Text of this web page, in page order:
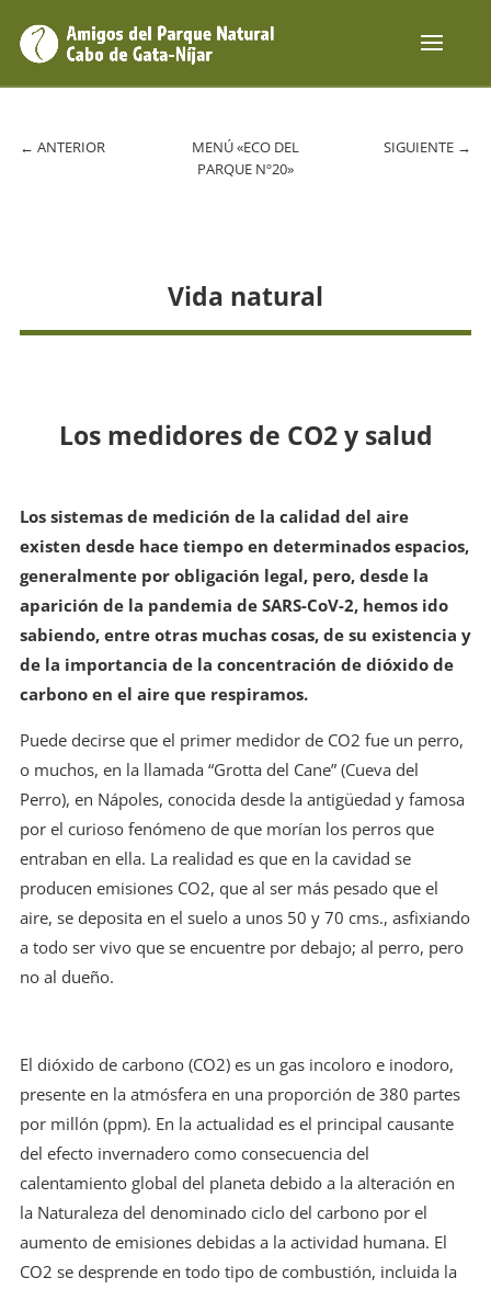
← ANTERIOR
MENÚ «ECO DEL
PARQUE Nº20»
SIGUIENTE →
Vida natural
Los medidores de CO2 y salud
Los sistemas de medición de la calidad del aire
existen desde hace tiempo en determinados espacios,
generalmente por obligación legal, pero, desde la
aparición de la pandemia de SARS-CoV-2, hemos ido
sabiendo, entre otras muchas cosas, de su existencia y
de la importancia de la concentración de dióxido de
carbono en el aire que respiramos.
Puede decirse que el primer medidor de CO2 fue un perro,
o muchos, en la llamada “Grotta del Cane” (Cueva del
Perro), en Nápoles, conocida desde la antigüedad y famosa
por el curioso fenómeno de que morían los perros que
entraban en ella. La realidad es que en la cavidad se
producen emisiones CO2, que al ser más pesado que el
aire, se deposita en el suelo a unos 50 y 70 cms., asfixiando
a todo ser vivo que se encuentre por debajo; al perro, pero
no al dueño.
El dióxido de carbono (CO2) es un gas incoloro e inodoro,
presente en la atmósfera en una proporción de 380 partes
por millón (ppm). En la actualidad es el principal causante
del efecto invernadero como consecuencia del
calentamiento global del planeta debido a la alteración en
la Naturaleza del denominado ciclo del carbono por el
aumento de emisiones debidas a la actividad humana. El
CO2 se desprende en todo tipo de combustión, incluida la